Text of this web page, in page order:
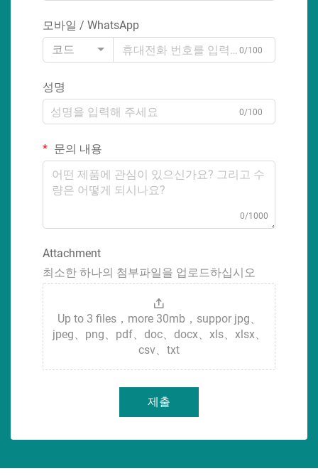
모바일 / WhatsApp
코드
0/100
성명
0/100
문의 내용
0/1000
Attachment
최소한 하나의 첨부파일을 업로드하십시오
Up to 3 files，more 30mb，suppor jpg、
jpeg、png、pdf、doc、docx、xls、xlsx、
csv、txt
제출